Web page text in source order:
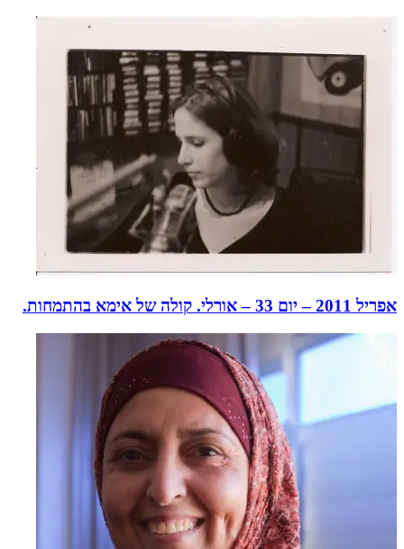
אפריל 2011 – יום 33 – אורלי. קולה של אימא בהתמחות.